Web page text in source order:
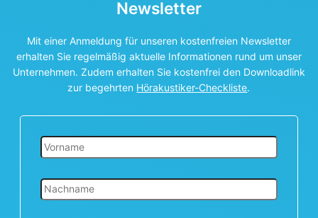
Newsletter
Mit einer Anmeldung für unseren kostenfreien Newsletter
erhalten Sie regelmäßig aktuelle Informationen rund um unser
Unternehmen. Zudem erhalten Sie kostenfrei den Downloadlink
zur begehrten Hörakustiker-Checkliste.